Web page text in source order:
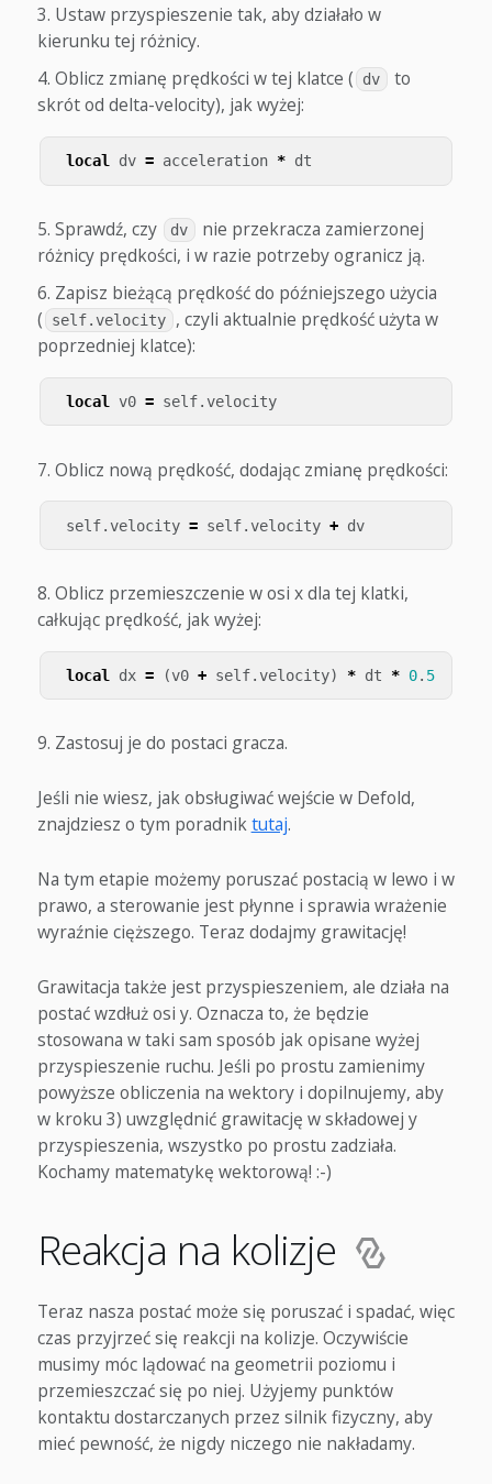
Ustaw przyspieszenie tak, aby działało w
kierunku tej różnicy.
Oblicz zmianę prędkości w tej klatce (
dv
to
skrót od delta-velocity), jak wyżej:
local dv = acceleration * dt
Sprawdź, czy dv
nie przekracza zamierzonej
różnicy prędkości, i w razie potrzeby ogranicz ją.
Zapisz bieżącą prędkość do późniejszego użycia
(
self.velocity
, czyli aktualnie prędkość użyta w
poprzedniej klatce):
local v0 = self.velocity
Oblicz nową prędkość, dodając zmianę prędkości:
self.velocity = self.velocity + dv
Oblicz przemieszczenie w osi x dla tej klatki,
całkując prędkość, jak wyżej:
local dx = (v0 + self.velocity) * dt * 0. 5
Zastosuj je do postaci gracza.
Jeśli nie wiesz, jak obsługiwać wejście w Defold,
znajdziesz o tym poradniktutaj.
Na tym etapie możemy poruszać postacią w lewo i w
prawo, a sterowanie jest płynne i sprawia wrażenie
wyraźnie cięższego. Teraz dodajmy grawitację!
Grawitacja także jest przyspieszeniem, ale działa na
postać wzdłuż osi y. Oznacza to, że będzie
stosowana w taki sam sposób jak opisane wyżej
przyspieszenie ruchu. Jeśli po prostu zamienimy
powyższe obliczenia na wektory i dopilnujemy, aby
w kroku 3) uwzględnić grawitację w składowej y
przyspieszenia, wszystko po prostu zadziała.
Kochamy matematykę wektorową! :-)
Reakcja na kolizje
Teraz nasza postać może się poruszać i spadać, więc
czas przyjrzeć się reakcji na kolizje. Oczywiście
musimy móc lądować na geometrii poziomu i
przemieszczać się po niej. Użyjemy punktów
kontaktu dostarczanych przez silnik fizyczny, aby
mieć pewność, że nigdy niczego nie nakładamy.